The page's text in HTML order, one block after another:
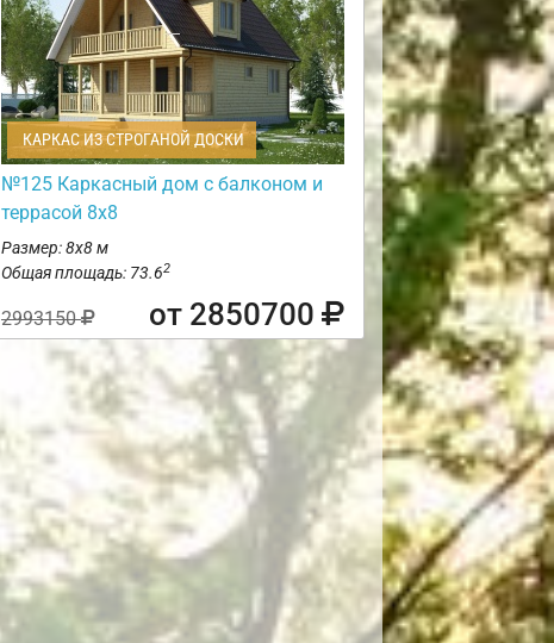
КАРКАС ИЗ СТРОГАНОЙ ДОСКИ
№125 Каркасный дом с балконом и
террасой 8х8
Размер: 8х8 м
Общая площадь: 73.62
2993150 от 2850700